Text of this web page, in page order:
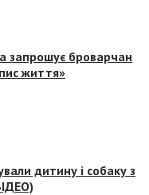
запрошує броварчан
життя»
дитину і собаку з